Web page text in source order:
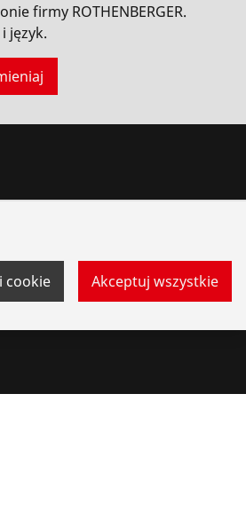
11006
firmy ROTHENBERGER.
język.
cookie Akceptuj wszystkie